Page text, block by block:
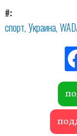
#
спорт Украина